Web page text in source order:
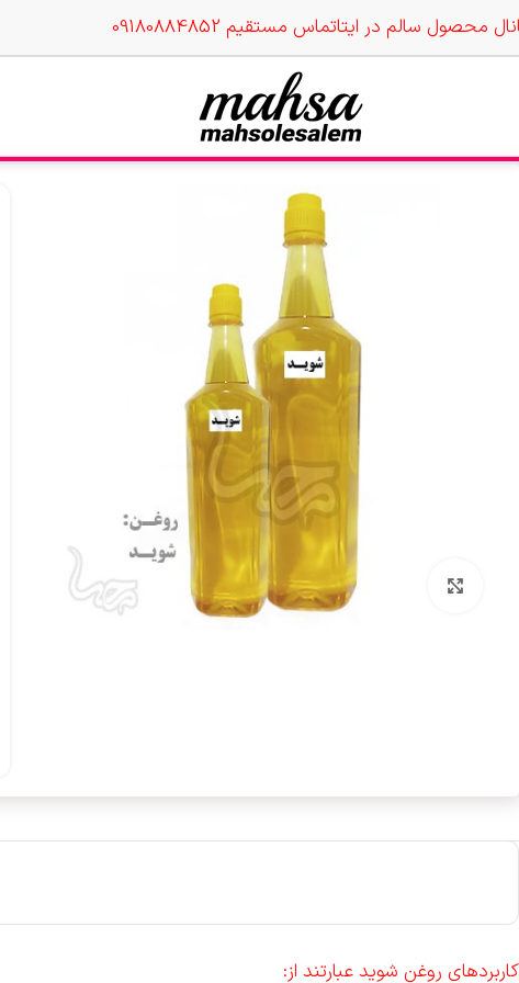
محصول سالم در ایتاتماس مستقیم 09180884852
بزرگنمایی تصویر
کاربردهای روغن شوید عبارتند از: